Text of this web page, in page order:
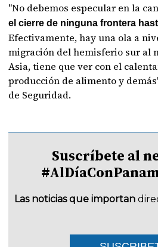
"No debemos especular en la
el cierre de ninguna frontera
Efectivamente, hay una ola a
migración del hemisferio sur al
Asia, tiene que ver con el
producción de alimento y
de Seguridad.
Suscríbete al
Las noticias que importan